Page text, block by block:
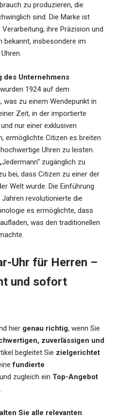
zu produzieren, die
sind. Die Marke ist
ihre Präzision und
bekannt, insbesondere im
des Unternehmens
1924 auf dem
zu einem Wendepunkt in
Zeit, in der importierte
nur einer exklusiven
ermöglichte Citizen es breiten
Uhren zu leisten.
zugänglich zu
bei, dass Citizen zu einer der
Welt wurde. Die Einführung
Jahren revolutionierte die
es ermöglichte, dass
was den traditionellen
Uhr für Herren –
und sofort
hier genau richtig, wenn Sie
zuverlässigen und
begleitet Sie zielgerichtet
fundierte
und zugleich ein Top-Angebot
Sie alle relevanten